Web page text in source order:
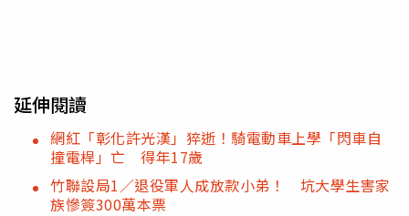
延伸閱讀
網紅「彰化許光漢」猝逝！騎電動車上學「閃車自
撞電桿」亡 得年17歲
竹聯設局1／退役軍人成放款小弟！ 坑大學生害家
族慘簽300萬本票